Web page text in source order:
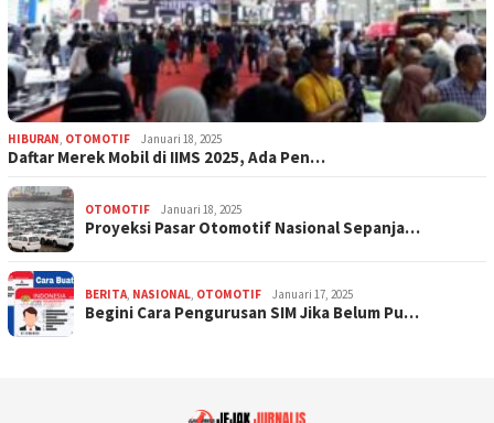
HIBURAN, OTOMOTIF Januari 18, 2025
Daftar Merek Mobil di IIMS 2025, Ada Pen…
OTOMOTIF Januari 18, 2025
Proyeksi Pasar Otomotif Nasional Sepanja…
BERITA, NASIONAL, OTOMOTIF Januari 17, 2025
Begini Cara Pengurusan SIM Jika Belum Pu…